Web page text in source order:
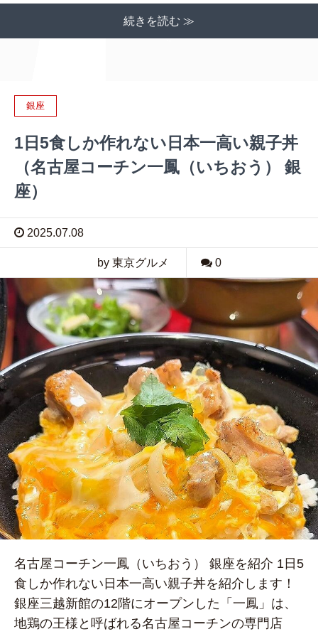
続きを読む ≫
銀座
1日5食しか作れない日本一高い親子丼
（名古屋コーチン一鳳（いちおう） 銀
座）
2025.07.08
by 東京グルメ 0
名古屋コーチン一鳳（いちおう） 銀座を紹介 1日5
食しか作れない日本一高い親子丼を紹介します！
銀座三越新館の12階にオープンした「一鳳」は、
地鶏の王様と呼ばれる名古屋コーチンの専門店